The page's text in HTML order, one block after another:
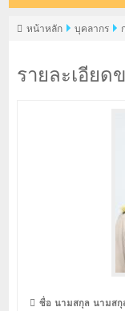
รายละเอียด
หน้าหลัก บุคลากร
ชื่อ นามสกุล นามสกุ